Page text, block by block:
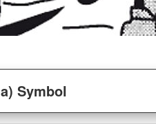
a) Symbol